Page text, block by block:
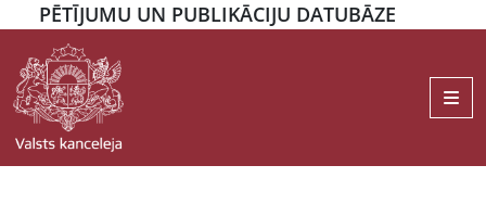
PĒTĪJUMU UN PUBLIKĀCIJU DATUBĀZE